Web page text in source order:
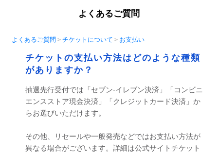
よくあるご質問
よくあるご質問 > チケットについて > お支払い
チケットの支払い方法はどのような種類
がありますか？
抽選先行受付では「セブン-イレブン決済」「コンビニ
エンスストア現金決済」「クレジットカード決済」か
らお選びいただけます。
その他、リセールや一般発売などではお支払い方法が
異なる場合がございます。詳細は公式サイトチケット